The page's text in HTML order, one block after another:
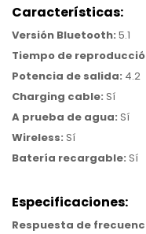
Características:
Versión Bluetooth: 5.1
Tiempo de
Potencia de salida: 4.2
Charging cable: Sí
A prueba de agua: Sí
Wireless: Sí
Batería recargable: Sí
Especificaciones:
Respuesta de